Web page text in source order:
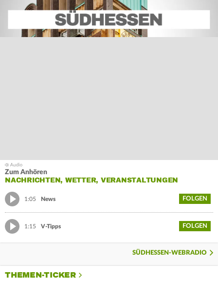
Zum Anhören
NACHRICHTEN, WETTER, VERANSTALTUNGEN
1:05 News FOLGEN
1:15 V-Tipps FOLGEN
SÜDHESSEN-WEBRADIO
THEMEN-TICKER